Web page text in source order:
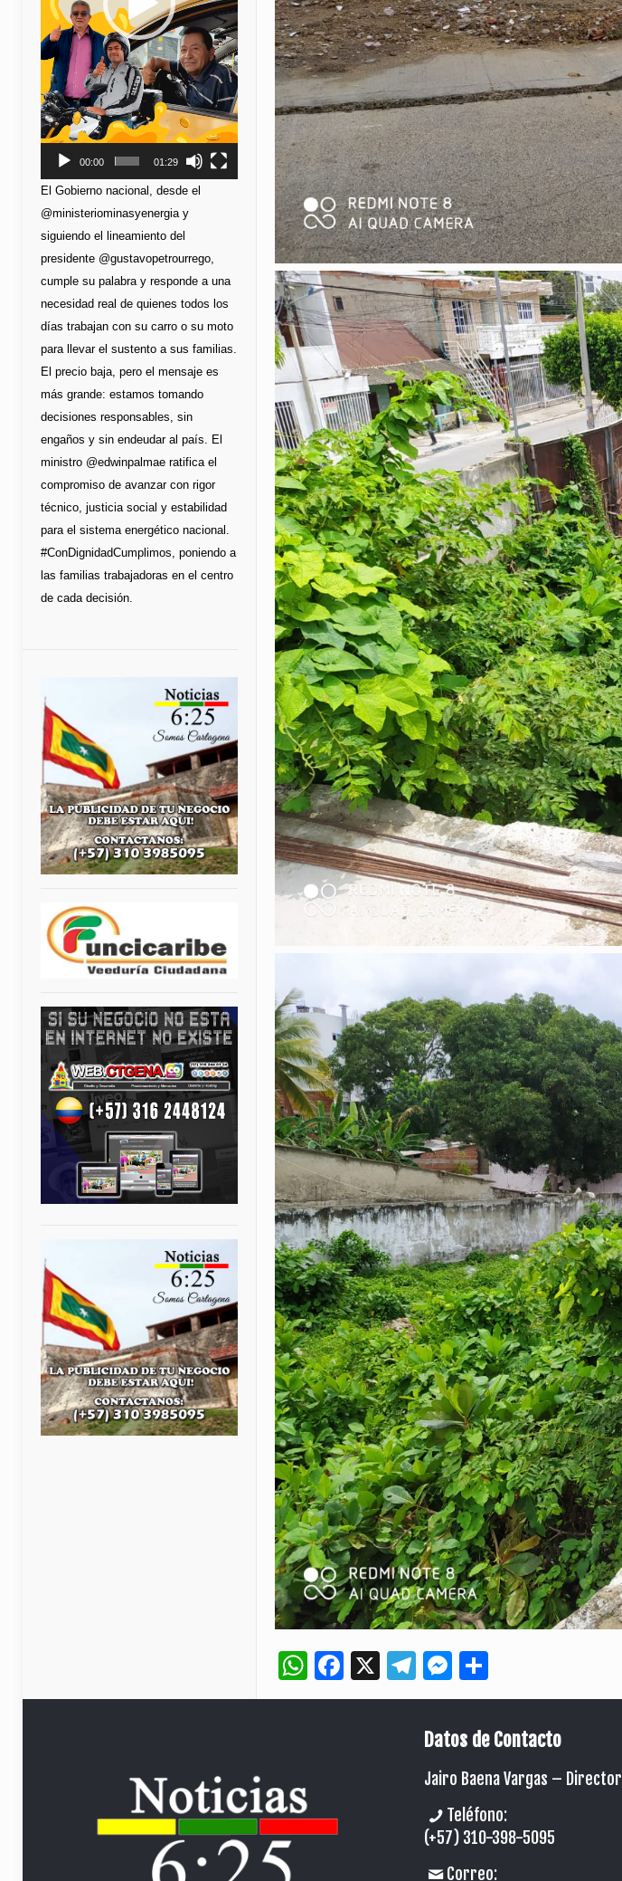
WhatsApp
Facebook
X Telegram
Messenger
Compartir
00:00 01:29
El Gobierno nacional, desde el
@ministeriominasyenergia y
siguiendo el lineamiento del
presidente @gustavopetrourrego,
cumple su palabra y responde a una
necesidad real de quienes todos los
días trabajan con su carro o su moto
para llevar el sustento a sus familias.
El precio baja, pero el mensaje es
más grande: estamos tomando
decisiones responsables, sin
engaños y sin endeudar al país. El
ministro @edwinpalmae ratifica el
compromiso de avanzar con rigor
técnico, justicia social y estabilidad
para el sistema energético nacional.
#ConDignidadCumplimos, poniendo a
las familias trabajadoras en el centro
de cada decisión.
Datos de Contacto
Jairo Baena Vargas – Director
Teléfono:
(+57) 310-398-5095
Correo: